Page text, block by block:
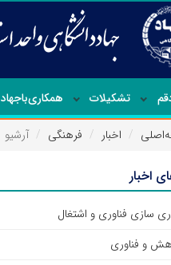
تشکیلات همکاری‌باجهاد
اخبار فرهنگی آرشیو
اخبار
سازی فناوری و اشتغال
و فناوری